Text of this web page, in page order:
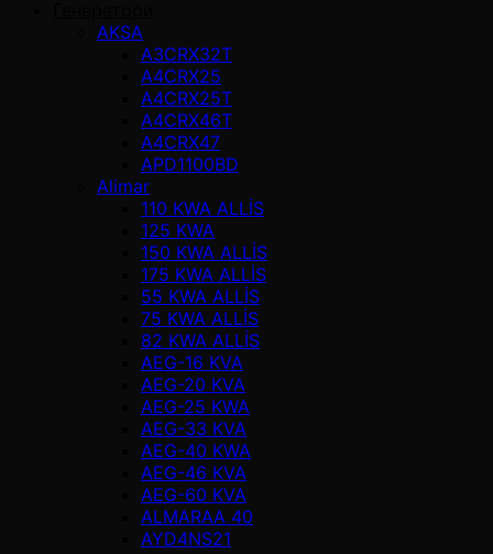
AKSA
A3CRX32T
A4CRX25
A4CRX25T
A4CRX46T
A4CRX47
APD1100BD
Alimar
110 KWA ALLİS
125 KWA
150 KWA ALLİS
175 KWA ALLİS
55 KWA ALLİS
75 KWA ALLİS
82 KWA ALLİS
AEG-16 KVA
AEG-20 KVA
AEG-25 KWA
AEG-33 KVA
AEG-40 KWA
AEG-46 KVA
AEG-60 KVA
ALMARAA 40
AYD4NS21